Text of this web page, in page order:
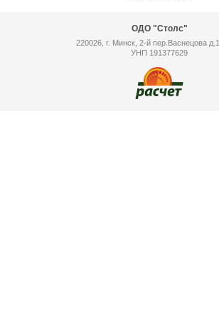
ОДО "Столс"
220026, г. Минск, 2-й пер.Васнецова
УНП 191377629